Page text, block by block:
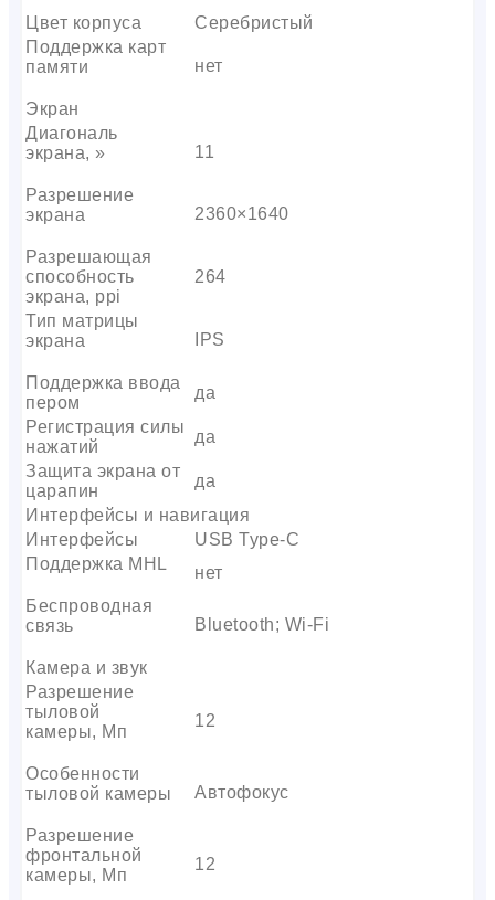
Цвет корпуса
Серебристый
Поддержка карт
памяти
нет
Экран
Диагональ
экрана, »
11
Разрешение
экрана
2360×1640
Разрешающая
способность
экрана, ppi
264
Тип матрицы
экрана
IPS
Поддержка ввода
пером
да
Регистрация силы
нажатий
да
Защита экрана от
царапин
да
Интерфейсы и навигация
Интерфейсы
USB Type-C
Поддержка MHL
нет
Беспроводная
связь
Bluetooth; Wi-Fi
Камера и звук
Разрешение
тыловой
камеры, Мп
12
Особенности
тыловой камеры
Автофокус
Разрешение
фронтальной
камеры, Мп
12